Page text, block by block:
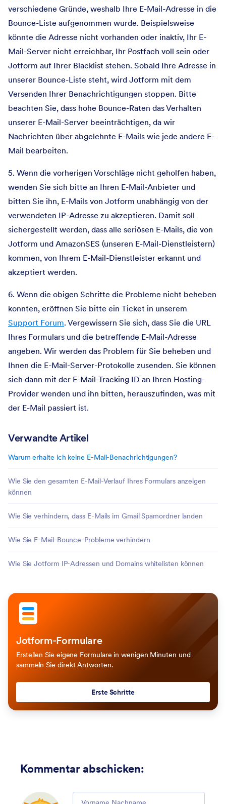
verschiedene Gründe, weshalb Ihre E-Mail-Adresse in die
Bounce-Liste aufgenommen wurde. Beispielsweise
könnte die Adresse nicht vorhanden oder inaktiv, Ihr E-
Mail-Server nicht erreichbar, Ihr Postfach voll sein oder
Jotform auf Ihrer Blacklist stehen. Sobald Ihre Adresse in
unserer Bounce-Liste steht, wird Jotform mit dem
Versenden Ihrer Benachrichtigungen stoppen. Bitte
beachten Sie, dass hohe Bounce-Raten das Verhalten
unserer E-Mail-Server beeinträchtigen, da wir
Nachrichten über abgelehnte E-Mails wie jede andere E-
Mail bearbeiten.
5. Wenn die vorherigen Vorschläge nicht geholfen haben,
wenden Sie sich bitte an Ihren E-Mail-Anbieter und
bitten Sie ihn, E-Mails von Jotform unabhängig von der
verwendeten IP-Adresse zu akzeptieren. Damit soll
sichergestellt werden, dass alle seriösen E-Mails, die von
Jotform und AmazonSES (unseren E-Mail-Dienstleistern)
kommen, von Ihrem E-Mail-Dienstleister erkannt und
akzeptiert werden.
6. Wenn die obigen Schritte die Probleme nicht beheben
konnten, eröffnen Sie bitte ein Ticket in unserem
Support Forum. Vergewissern Sie sich, dass Sie die URL
Ihres Formulars und die betreffende E-Mail-Adresse
angeben. Wir werden das Problem für Sie beheben und
Ihnen die E-Mail-Server-Protokolle zusenden. Sie können
sich dann mit der E-Mail-Tracking ID an Ihren Hosting-
Provider wenden und ihn bitten, herauszufinden, was mit
der E-Mail passiert ist.
Verwandte Artikel
Warum erhalte ich keine E-Mail-Benachrichtigungen?
Wie Sie den gesamten E-Mail-Verlauf Ihres Formulars anzeigen
können
Wie Sie verhindern, dass E-Mails im Gmail Spamordner landen
Wie Sie E-Mail-Bounce-Probleme verhindern
Wie Sie Jotform IP-Adressen und Domains whitelisten können
Jotform-Formulare
Erstellen Sie eigene Formulare in wenigen Minuten und
sammeln Sie direkt Antworten.
Erste Schritte
Kommentar abschicken: